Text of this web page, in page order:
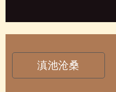
滇池沧桑